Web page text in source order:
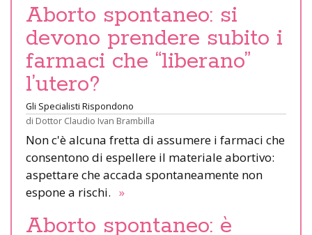
Aborto spontaneo: si
devono prendere subito i
farmaci che “liberano”
l’utero?
Gli Specialisti Rispondono
di Dottor Claudio Ivan Brambilla
Non c'è alcuna fretta di assumere i farmaci che
consentono di espellere il materiale abortivo:
aspettare che accada spontaneamente non
espone a rischi. »
Aborto spontaneo: è